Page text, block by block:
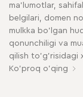
ma'lumotlar,
belgilari, domen
mulkka bo'lgan
qonunchiligi va
qilish to'g'risidagi
Ko'proq o'qing